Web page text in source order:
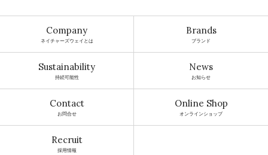
Company
ネイチャーズウェイとは
Brands
ブランド
Sustainability
持続可能性
News
お知らせ
Contact
お問合せ
Online Shop
オンラインショップ
Recruit
採用情報